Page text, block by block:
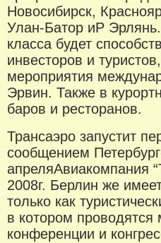
Новосибирск,
Улан-Батор иP
класса будет
инвесторов и
мероприятия
Эрвин. Также в
баров и ресторанов.
Трансаэро запустит
сообщением
апреляАвиакомпания
2008г. Берлин же
только как
в котором проводятся
конференции и